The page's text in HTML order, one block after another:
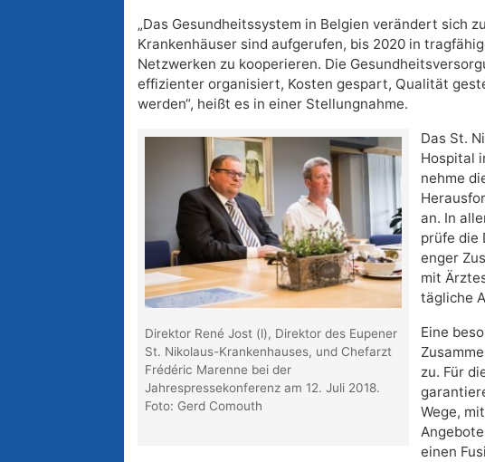
„Das Gesundheitssystem in Belgien verändert sich
Krankenhäuser sind aufgerufen, bis 2020 in
Netzwerken zu kooperieren. Die
effizienter organisiert, Kosten gespart, Qualität
werden“, heißt es in einer Stellungnahme.
Direktor René Jost (l), Direktor des Eupener
St. Nikolaus-Krankenhauses, und Chefarzt
Frédéric Marenne bei der
Jahrespressekonferenz am 12. Juli 2018.
Foto: Gerd Comouth
Das St.
Hospital
nehme
an. In
prüfe die
enger
mit
tägliche
Eine
zu. Für
Wege,
einen